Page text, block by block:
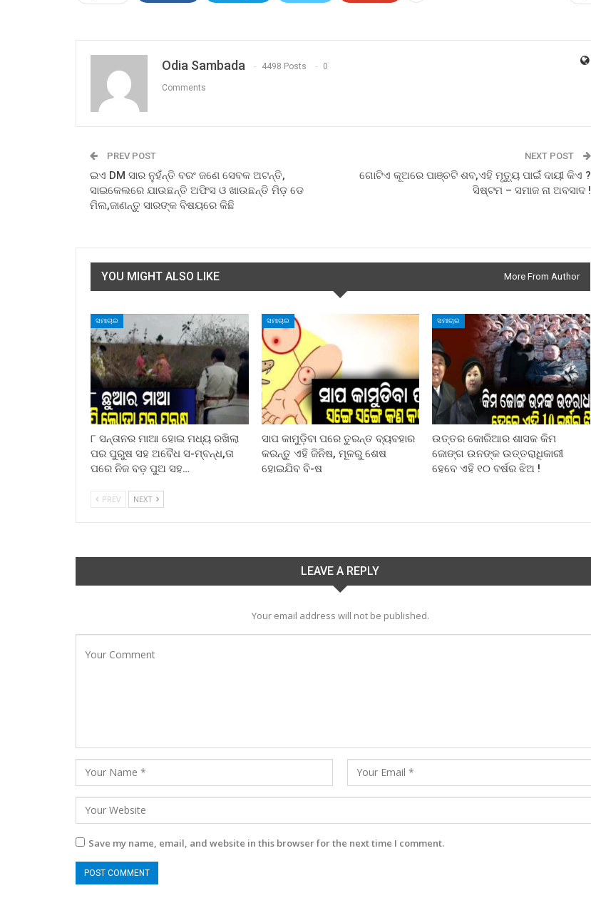
Odia Sambada 4498 Posts 0
Comments
PREV POST
ଇଏ DM ସାର ନୁହଁନ୍ତି ବରଂ ଜଣେ ସେବକ ଅଟନ୍ତି,
ସାଇକେଲରେ ଯାଉଛନ୍ତି ଅଫିସ ଓ ଖାଉଛନ୍ତି ମିଡ଼ ଡେ
ମିଲ,ଜାଣନ୍ତୁ ସାରଙ୍କ ବିଷୟରେ କିଛି
NEXT POST
ଗୋଟିଏ କୂଅରେ ପାଞ୍ଚଟି ଶବ,ଏହି ମୃତ୍ୟୁ ପାଇଁ ଦାୟୀ କିଏ ?
ସିଷ୍ଟମ – ସମାଜ ନା ଅବସାଦ !
YOU MIGHT ALSO LIKE More From Author
ସମାଚାର
୮ ସନ୍ତାନର ମାଆ ହୋଇ ମଧ୍ୟ ରଖିଲା
ପର ପୁରୁଷ ସହ ଅବୈଧ ସ-ମ୍ବନ୍ଧ,ତା
ପରେ ନିଜ ବଡ଼ ପୁଅ ସହ…
ସମାଚାର
ସାପ କାମୁଡ଼ିବା ପରେ ତୁରନ୍ତ ବ୍ୟବହାର
କରନ୍ତୁ ଏହି ଜିନିଷ, ମୂଳରୁ ଶେଷ
ହୋଇଯିବ ବି-ଷ
ସମାଚାର
ଉତ୍ତର କୋରିଆର ଶାସକ କିମ
ଜୋଙ୍ଗ ଉନଙ୍କ ଉତ୍ତରାଧିକାରୀ
ହେବେ ଏହି ୧୦ ବର୍ଷର ଝିଅ !
PREV NEXT
LEAVE A REPLY
Your email address will not be published.
Save my name, email, and website in this browser for the next time I comment.